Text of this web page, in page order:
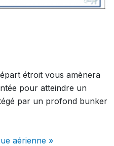
étroit vous amènera
pour atteindre un
par un profond bunker
aérienne »